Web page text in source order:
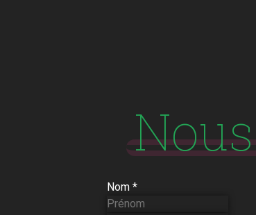
Nous
Nom*